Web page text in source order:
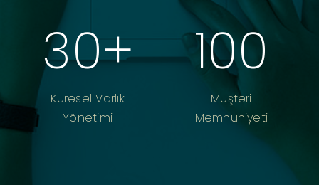
30+
Küresel Varlık
Yönetimi
100
Müşteri
Memnuniyeti